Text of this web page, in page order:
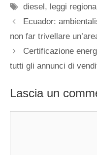
Tag
diesel , leggi
Ecuador:
non far trivellare
Certificazione
tutti gli annunci di
Lascia un